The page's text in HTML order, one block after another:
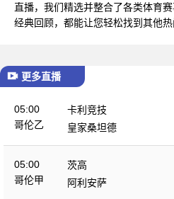
直播，我们精选并整合了各类体育
经典回顾，都能让您轻松找到其他热
更多直播
05:00
哥伦乙
卡利竞技
皇家桑坦德
05:00
哥伦甲
茨高
阿利安萨